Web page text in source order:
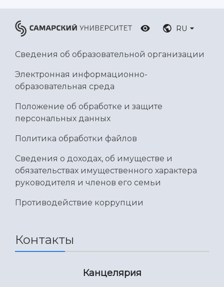
RU
Сведения об образовательной организации
Электронная информационно-
образовательная среда
Положение об обработке и защите
персональных данных
Политика обработки файлов
Сведения о доходах, об имуществе и
обязательствах имущественного характера
руководителя и членов его семьи
Противодействие коррупции
Контакты
Канцелярия